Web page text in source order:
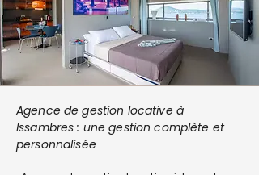
Agence de gestion locative à
Issambres : une gestion complète et
personnalisée